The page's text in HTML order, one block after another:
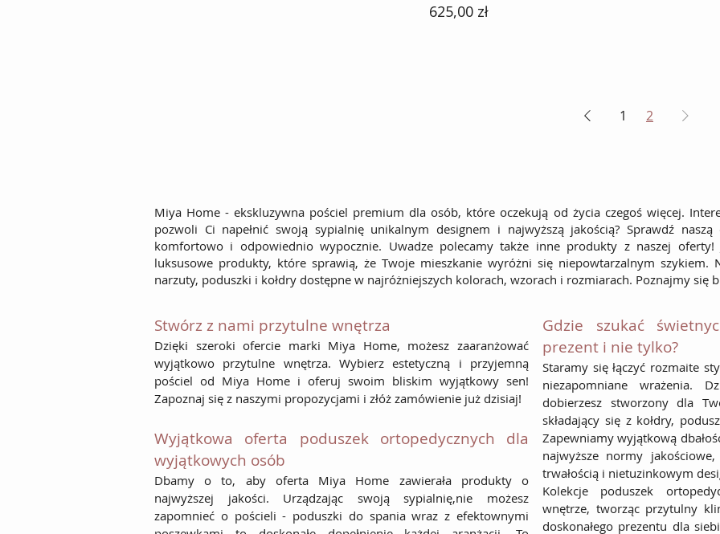
Cena
625,00 zł
1 2
Miya Home - ekskluzywna pościel premium dla osób, które oczekują od życia czegoś więcej.
pozwoli Ci napełnić swoją sypialnię unikalnym designem i najwyższą jakością? Sprawdź
komfortowo i odpowiednio wypocznie. Uwadze polecamy także inne produkty z naszej oferty!
luksusowe produkty, które sprawią, że Twoje mieszkanie wyróżni się niepowtarzalnym szykiem.
narzuty, poduszki i kołdry dostępne w najróżniejszych kolorach, wzorach i rozmiarach. Poznajmy się
Stwórz z nami przytulne wnętrza
Dzięki szeroki ofercie marki Miya Home, możesz zaaranżować
wyjątkowo przytulne wnętrza. Wybierz estetyczną i przyjemną
pościel od Miya Home i oferuj swoim bliskim wyjątkowy sen!
Zapoznaj się z naszymi propozycjami i złóż zamówienie już dzisiaj!
Wyjątkowa oferta poduszek ortopedycznych dla
wyjątkowych osób
Dbamy o to, aby oferta Miya Home zawierała produkty o
najwyższej jakości. Urządzając swoją sypialnię,nie możesz
zapomnieć o pościeli - poduszki do spania wraz z efektownymi
Gdzie szukać
prezent i nie tylko?​
Staramy się łączyć rozmaite
niezapomniane wrażenia.
dobierzesz stworzony dla
składający się z kołdry,
Zapewniamy wyjątkową
najwyższe normy
trwałością i nietuzinkowym
Kolekcje poduszek
wnętrze, tworząc przytulny
doskonałego prezentu dla